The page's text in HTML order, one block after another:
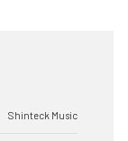
Shinteck Music